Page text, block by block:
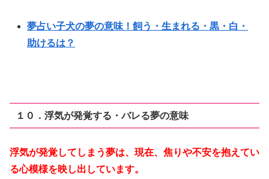
夢占い子犬の夢の意味！飼う・生まれる・黒・白・
助けるは？
１０．浮気が発覚する・バレる夢の意味
浮気が発覚してしまう夢は、現在、焦りや不安を抱えてい
る心模様を映し出しています。